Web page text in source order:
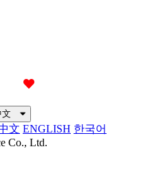
文
文 ENGLISH 한국어
Co., Ltd.